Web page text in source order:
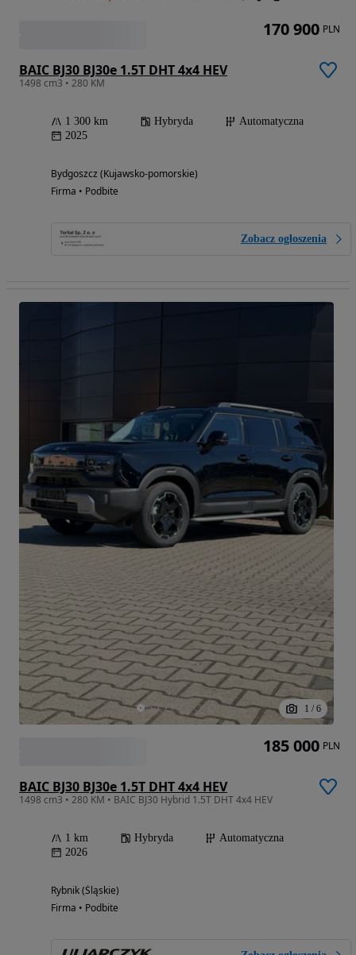
BAIC BJ30 BJ30e 1.5T DHT 4x4 HEV
1498 cm3 • 280 KM
1 300 km Hybryda
Automatyczna
2025
Bydgoszcz (Kujawsko-pomorskie)
Firma • Podbite
Zobacz ogłoszenia
170 900 PLN
1 / 6
BAIC BJ30 BJ30e 1.5T DHT 4x4 HEV
1498 cm3 • 280 KM • BAIC BJ30 Hybrid 1.5T DHT 4x4 HEV
1 km Hybryda
Automatyczna
2026
Rybnik (Śląskie)
Firma • Podbite
185 000 PLN